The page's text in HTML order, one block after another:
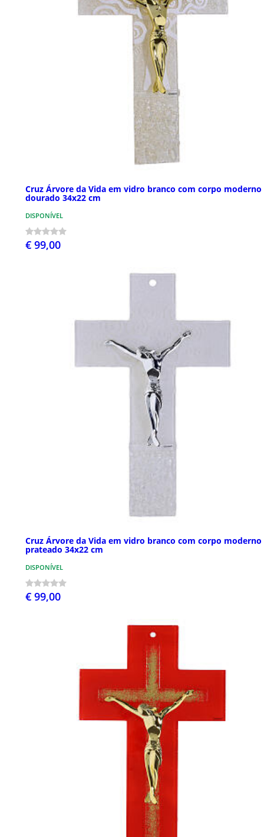
Cruz Árvore da Vida em vidro branco com corpo moderno
dourado 34x22 cm
DISPONÍVEL
€ 99,00
Cruz Árvore da Vida em vidro branco com corpo moderno
prateado 34x22 cm
DISPONÍVEL
€ 99,00